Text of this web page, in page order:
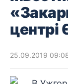
центрі
25.09.2019